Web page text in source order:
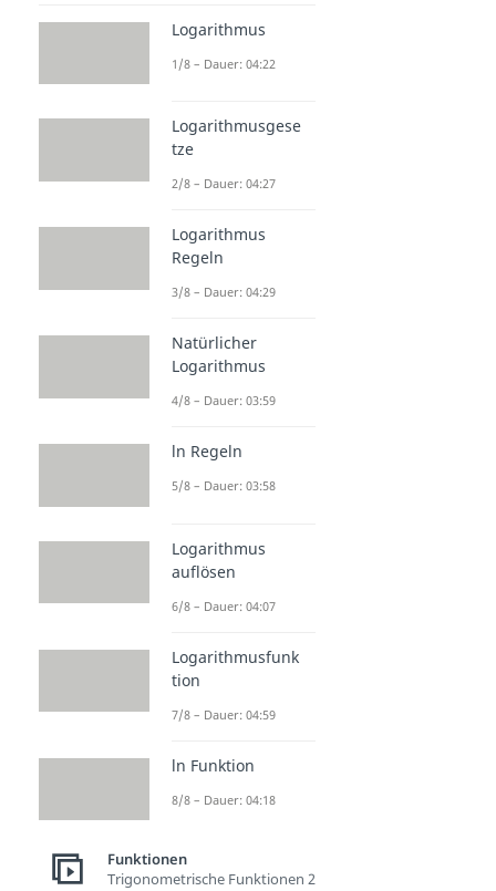
Logarithmus
1/8 – Dauer: 04:22
Logarithmusgese
tze
2/8 – Dauer: 04:27
Logarithmus
Regeln
3/8 – Dauer: 04:29
Natürlicher
Logarithmus
4/8 – Dauer: 03:59
ln Regeln
5/8 – Dauer: 03:58
Logarithmus
auflösen
6/8 – Dauer: 04:07
Logarithmusfunk
tion
7/8 – Dauer: 04:59
ln Funktion
8/8 – Dauer: 04:18
Funktionen
Trigonometrische Funktionen 2